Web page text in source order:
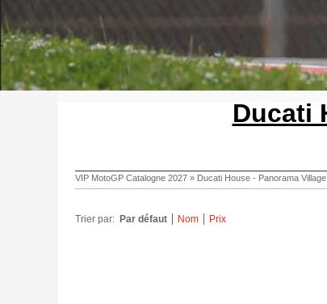
Ducati
VIP MotoGP Catalogne 2027 » Ducati House - Panorama
Trier par: Par défaut Nom Prix